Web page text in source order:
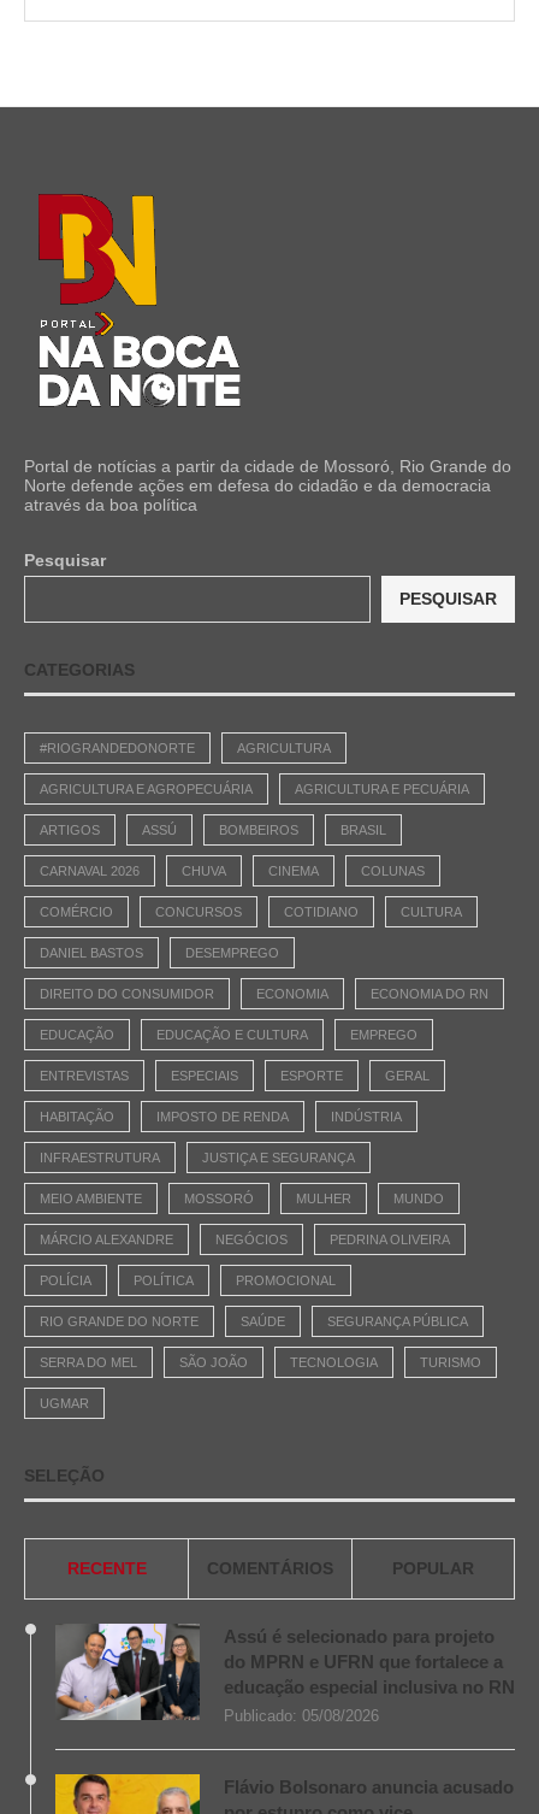
Portal de notícias a partir da cidade de Mossoró, Rio Grande do
Norte defende ações em defesa do cidadão e da democracia
através da boa política
Pesquisar
PESQUISAR
CATEGORIAS
#RIOGRANDEDONORTE AGRICULTURA
AGRICULTURA E AGROPECUÁRIA AGRICULTURA E PECUÁRIA
ARTIGOS ASSÚ BOMBEIROS BRASIL
CARNAVAL 2026 CHUVA CINEMA COLUNAS
COMÉRCIO CONCURSOS COTIDIANO CULTURA
DANIEL BASTOS DESEMPREGO
DIREITO DO CONSUMIDOR ECONOMIA ECONOMIA DO RN
EDUCAÇÃO EDUCAÇÃO E CULTURA EMPREGO
ENTREVISTAS ESPECIAIS ESPORTE GERAL
HABITAÇÃO IMPOSTO DE RENDA INDÚSTRIA
INFRAESTRUTURA JUSTIÇA E SEGURANÇA
MEIO AMBIENTE MOSSORÓ MULHER MUNDO
MÁRCIO ALEXANDRE NEGÓCIOS PEDRINA OLIVEIRA
POLÍCIA POLÍTICA PROMOCIONAL
RIO GRANDE DO NORTE SAÚDE SEGURANÇA PÚBLICA
SERRA DO MEL SÃO JOÃO TECNOLOGIA TURISMO
UGMAR
SELEÇÃO
RECENTE COMENTÁRIOS POPULAR
Assú é selecionado para projeto
do MPRN e UFRN que fortalece a
educação especial inclusiva no RN
Publicado: 05/08/2026
Flávio Bolsonaro anuncia acusado